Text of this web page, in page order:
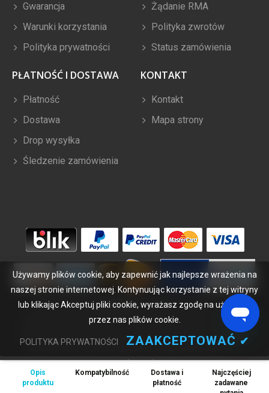
Opis
produktu
Kompatybilność
Dostawa i
płatność
Najczęściej
zadawane
Gwarancja
Warunki korzystania
Polityka prywatności
Żądanie RMA
Polityka zwrotów
Status zamówienia
PŁATNOŚĆ I DOSTAWA
Płatność
Dostawa
Drop wysyłka
Śledzenie zamówienia
KONTAKT
Kontakt
Mapa strony
Copyright ©2026 bateriabuy.pl. Wszelkie prawa zastrzeżone.
Wyznaczone znaki handlowe i marki są własnością ich właścicieli.
BateriaBuy.pl nie jest powiązany z żadnymi markami OEM. Wszystkie
produkty na tej stronie są ogólnymi, nieoryginalnymi częściami
zamiennymi.
Wymienione nazwy marek i oznaczenia modeli mają jedynie na celu
Używamy plików cookie, aby zapewnić jak najlepsze wrażenia na
naszej stronie internetowej. Kontynuując korzystanie z tej witryny
lub klikając Akceptuj pliki cookie, wyrażasz zgodę na używanie
przez nas plików cookie.
POLITYKA PRYWATNOŚCI ZAAKCEPTOWAĆ ✔